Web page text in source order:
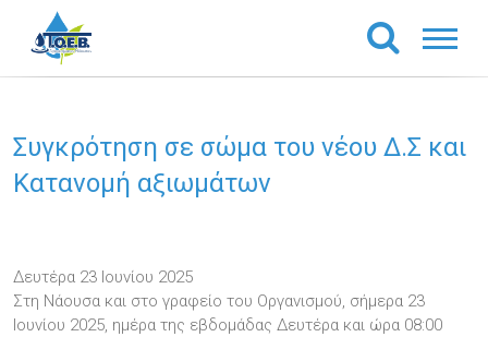
Συγκρότηση σε σώμα του νέου Δ.Σ και
Κατανομή αξιωμάτων
Δευτέρα 23 Ιουνίου 2025
Στη Νάουσα και στο γραφείο του Οργανισμού, σήμερα 23
Ιουνίου 2025, ημέρα της εβδομάδας Δευτέρα και ώρα 08:00